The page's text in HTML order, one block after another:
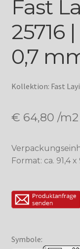
Fast
25716
0,7
Kollektion: Fast
€ 64,80 /m2
Format: ca. 91,4 x
Symbole: